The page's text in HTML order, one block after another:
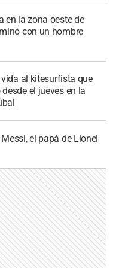
en la zona oeste de
con un hombre
al kitesurfista que
el jueves en la
el papá de Lionel